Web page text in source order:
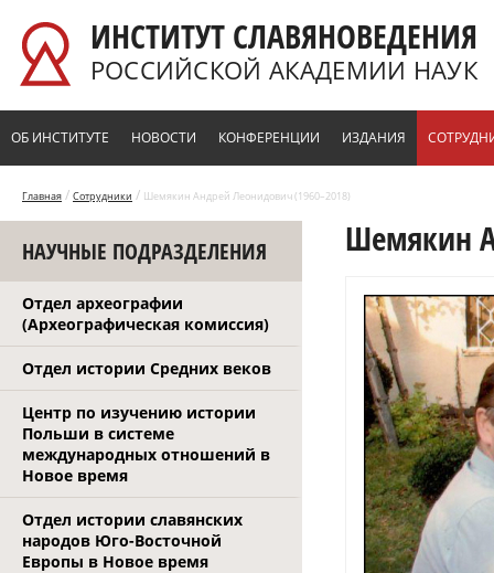
ИНСТИТУТ СЛАВЯНОВЕДЕНИЯ
РОССИЙСКОЙ АКАДЕМИИ НАУК
ОБ ИНСТИТУТЕ НОВОСТИ КОНФЕРЕНЦИИ ИЗДАНИЯ
Главная / Сотрудники / Шемякин Андрей Леонидович (1960–2018)
НАУЧНЫЕ ПОДРАЗДЕЛЕНИЯ
Отдел археографии
(Археографическая комиссия)
Отдел истории Средних веков
Центр по изучению истории
Польши в системе
международных отношений в
Новое время
Отдел истории славянских
народов Юго-Восточной
Европы в Новое время
Шемякин